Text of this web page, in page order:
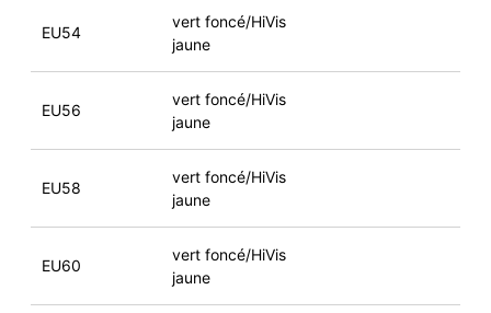
EU54
vert foncé/HiVis
jaune
EU56
vert foncé/HiVis
jaune
EU58
vert foncé/HiVis
jaune
EU60
vert foncé/HiVis
jaune